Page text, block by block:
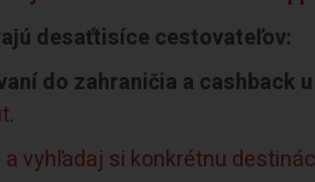
desaťtisíce cestovateľov:
do zahraničia a cashback
.
a vyhľadaj si konkrétnu